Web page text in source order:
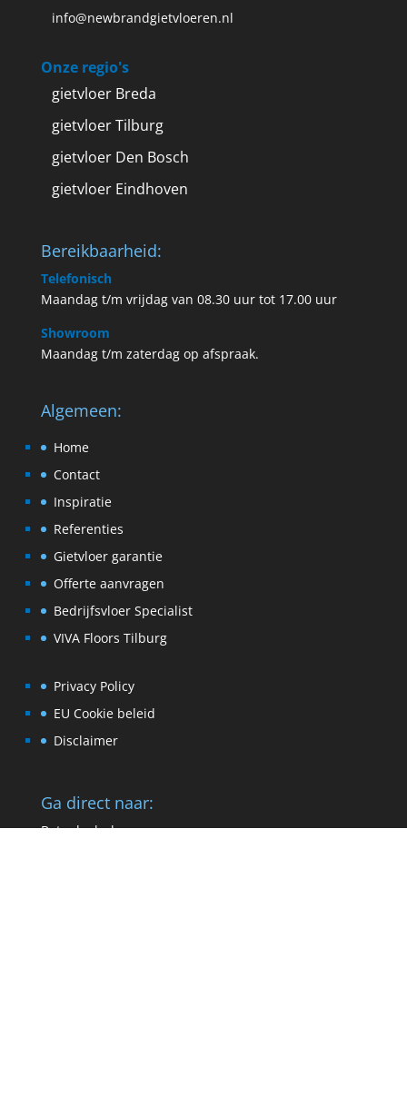
info@newbrandgietvloeren.nl
Onze regio's
gietvloer Breda
gietvloer Tilburg
gietvloer Den Bosch
gietvloer Eindhoven
Bereikbaarheid:
Telefonisch
Maandag t/m vrijdag van 08.30 uur tot 17.00 uur
Showroom
Maandag t/m zaterdag op afspraak.
Algemeen:
Home
Contact
Inspiratie
Referenties
Gietvloer garantie
Offerte aanvragen
Bedrijfsvloer Specialist
VIVA Floors Tilburg
Privacy Policy
EU Cookie beleid
Disclaimer
Ga direct naar:
Betonlook vloer